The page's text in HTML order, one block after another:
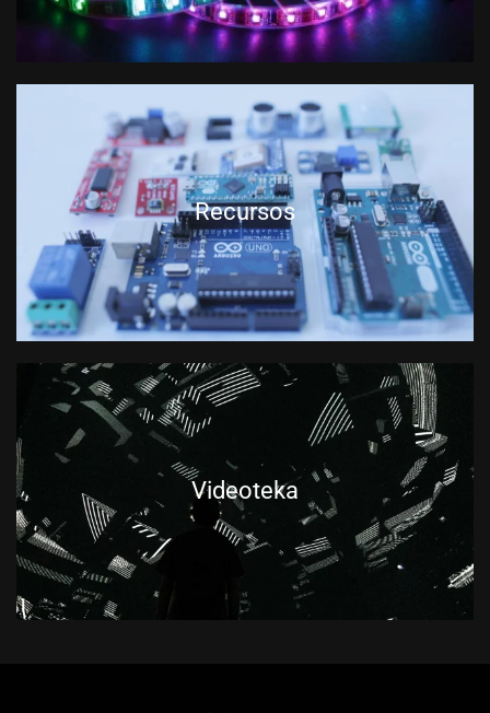
Recursos
Videoteka